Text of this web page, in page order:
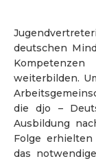
deutschen
weiterbilden.
die djo –
Ausbildung
Folge
das